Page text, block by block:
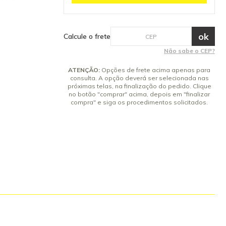
Calcule o frete
Não sabe o CEP?
ATENÇÃO: Opções de frete acima apenas para
consulta. A opção deverá ser selecionada nas
próximas telas, na finalização do pedido. Clique
no botão "comprar" acima, depois em "finalizar
compra" e siga os procedimentos solicitados.